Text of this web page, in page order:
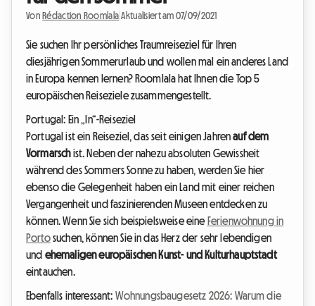
Von Rédaction Roomlala |Aktualisiert am 07/09/2021
Sie suchen Ihr persönliches Traumreiseziel für Ihren
diesjährigen Sommerurlaub und wollen mal ein anderes Land
in Europa kennen lernen? Roomlala hat Ihnen die Top 5
europäischen Reiseziele zusammengestellt.
Portugal: Ein „In“-Reiseziel
Portugal ist ein Reiseziel, das seit einigen Jahrenauf dem
Vormarschist. Neben der nahezu absoluten Gewissheit
während des Sommers Sonne zu haben, werden Sie hier
ebenso die Gelegenheit haben ein Land mit einer reichen
Vergangenheit und faszinierenden Museen entdecken zu
können. Wenn Sie sich beispielsweise eine Ferienwohnung in
Portosuchen, können Sie in das Herz der sehr lebendigen
und ehemaligen europäischen Kunst- und Kulturhauptstadt
eintauchen.
Ebenfalls interessant: Wohnungsbaugesetz 2026: Warum die